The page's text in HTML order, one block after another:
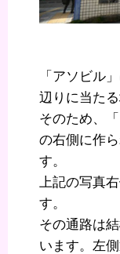
「アソビル
辺りに当た
そのため、
の右側に作
す。
上記の写真
す。
その通路は
います。左